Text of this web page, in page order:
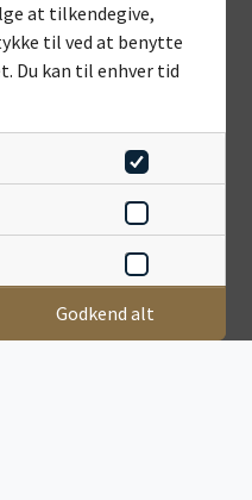
at tilkendegive,
til ved at benytte
Du kan til enhver tid
Godkend alt